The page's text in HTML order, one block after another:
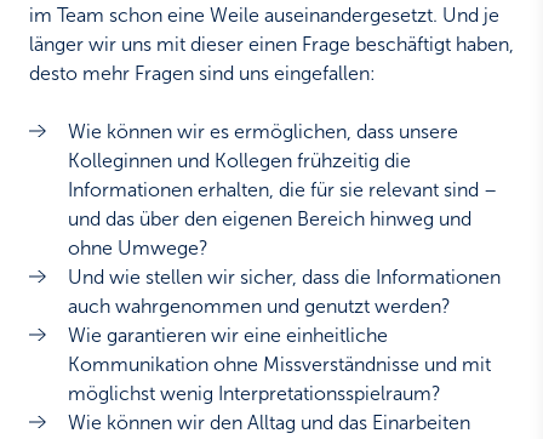
im Team schon eine Weile auseinandergesetzt. Und je
länger wir uns mit dieser einen Frage beschäftigt haben,
desto mehr Fragen sind uns eingefallen:
Wie können wir es ermöglichen, dass unsere
Kolleginnen und Kollegen frühzeitig die
Informationen erhalten, die für sie relevant sind –
und das über den eigenen Bereich hinweg und
ohne Umwege?
Und wie stellen wir sicher, dass die Informationen
auch wahrgenommen und genutzt werden?
Wie garantieren wir eine einheitliche
Kommunikation ohne Missverständnisse und mit
möglichst wenig Interpretationsspielraum?
Wie können wir den Alltag und das Einarbeiten